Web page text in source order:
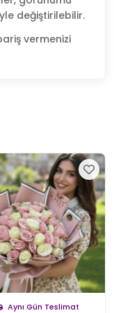
değiştirilebilir.
vermenizi
Aynı Gün Teslimat